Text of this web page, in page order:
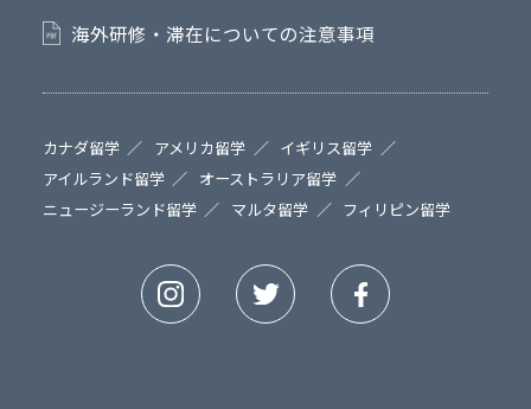
海外研修・滞在についての注意事項
カナダ留学 アメリカ留学
イギリス留学
アイルランド留学
オーストラリア留学
ニュージーランド留学
マルタ留学 フィリピン留学